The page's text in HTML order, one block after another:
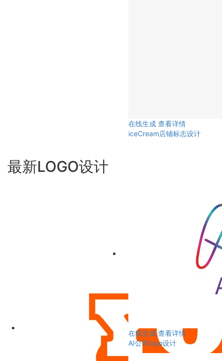
在线生成 查看详情
iceCream店铺标志设计
最新LOGO设计
在线生成 查看详情
AI公司logo设计